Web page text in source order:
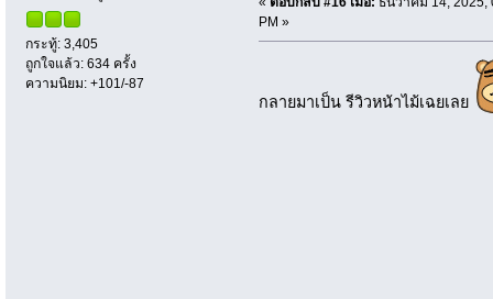
กระทู้: 3,405
ถูกใจแล้ว: 634 ครั้ง
ความนิยม: +101/-87
PM »
กลายมาเป็น รีวิวหน้าไม้เฉยเลย